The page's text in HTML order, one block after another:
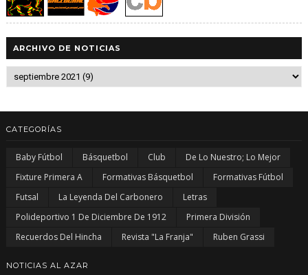
ARCHIVO DE NOTICIAS
CATEGORÍAS
Baby Fútbol Básquetbol Club
De Lo Nuestro; Lo Mejor
Fixture Primera A
Formativas Básquetbol
Formativas Fútbol
Futsal
La Leyenda Del Carbonero
Letras
Polideportivo 1 De Diciembre De 1912
Primera División
Recuerdos Del Hincha
Revista "La Franja" Ruben Grassi
NOTICIAS AL AZAR